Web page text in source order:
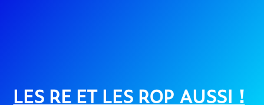
LES RE ET LES ROP AUSSI !